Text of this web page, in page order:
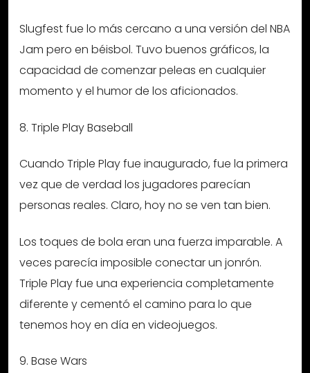
Slugfest fue lo más cercano a una versión del NBA
Jam pero en béisbol. Tuvo buenos gráficos, la
capacidad de comenzar peleas en cualquier
momento y el humor de los aficionados.
8. Triple Play Baseball
Cuando Triple Play fue inaugurado, fue la primera
vez que de verdad los jugadores parecían
personas reales. Claro, hoy no se ven tan bien.
Los toques de bola eran una fuerza imparable. A
veces parecía imposible conectar un jonrón.
Triple Play fue una experiencia completamente
diferente y cementó el camino para lo que
tenemos hoy en día en videojuegos.
9. Base Wars